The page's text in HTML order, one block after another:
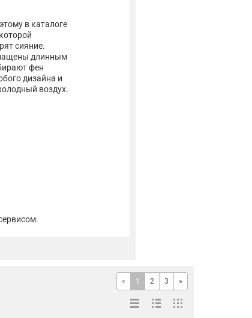
в каталоге
сияние.
длинным
фен
дизайна и
воздух.
« 1 2 3 »